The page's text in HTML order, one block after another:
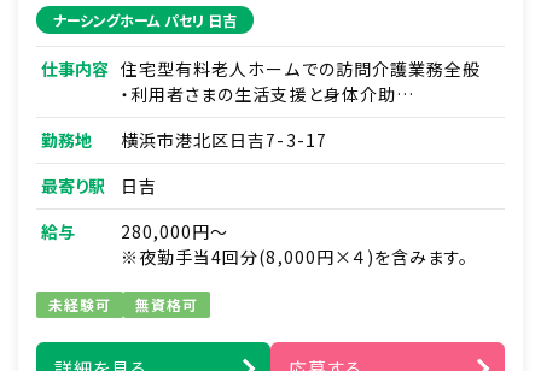
ナーシングホーム パセリ 日吉
仕事内容 住宅型有料老人ホームでの訪問介護業務全般
・利用者さまの生活支援と身体介助
・利用者さまとのコミュニケーション
・リハビリのお手伝い
・食事や入浴の介助 など
・看護師との連携
※夜勤があります
勤務地
横浜市港北区日吉7-3-17
最寄り駅
日吉
給与
280,000円～
※夜勤手当4回分(8,000円×４)を含みます。
未経験可 無資格可